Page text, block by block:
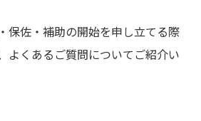
保佐・補助の開始を申し立てる際
よくあるご質問についてご紹介い